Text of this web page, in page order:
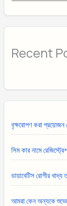
Recent
বৃক্ষরোপণ করা প্রয়োজন
সিম কার নামে
ডায়াবেটিস রোগীর
আমরা কেন অন্যকে